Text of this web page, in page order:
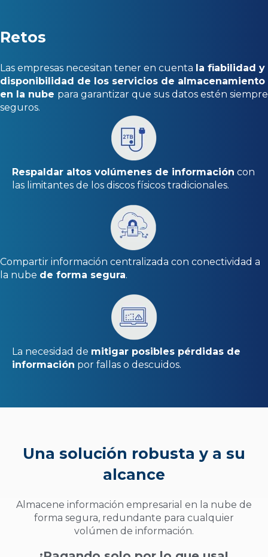
Retos
Las empresas necesitan tener en cuenta la fiabilidad y
disponibilidad de los servicios de almacenamiento
en la nube para garantizar que sus datos estén siempre
seguros.
Respaldar altos volúmenes de información con
las limitantes de los discos físicos tradicionales.
Compartir información centralizada con conectividad a
la nube de forma segura.
La necesidad de mitigar posibles pérdidas de
información por fallas o descuidos.
Una solución robusta y a su
alcance
Almacene información empresarial en la nube de
forma segura, redundante para cualquier
volúmen de información.